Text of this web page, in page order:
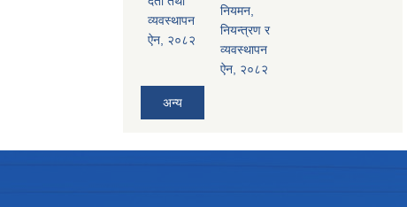
व्यवस्थापन
ऐन, २०८२
नियमन,
नियन्त्रण र
व्यवस्थापन
ऐन, २०८२
अन्य